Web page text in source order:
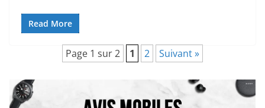
Read More
Page 1 sur 2 1 2 Suivant »